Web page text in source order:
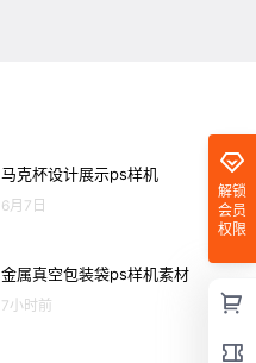
解锁
会员
权限
马克杯设计展示ps样机
6月7日
金属真空包装袋ps样机素材
7小时前